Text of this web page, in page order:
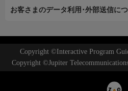
お客さまのデータ利用･外部送信に
Copyright ©Interactive Program
Copyright ©Jupiter